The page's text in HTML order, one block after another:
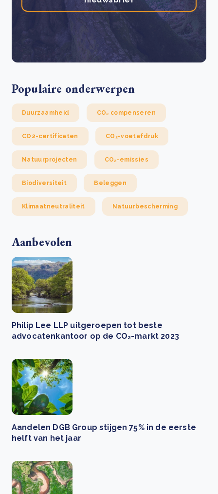
Populaire onderwerpen
Duurzaamheid CO₂ compenseren
CO2-certificaten CO₂-voetafdruk
Natuurprojecten CO₂-emissies
Biodiversiteit Beleggen
Klimaatneutraliteit Natuurbescherming
Aanbevolen
Philip Lee LLP uitgeroepen tot beste
advocatenkantoor op de CO₂-markt 2023
Aandelen DGB Group stijgen 75% in de eerste
helft van het jaar